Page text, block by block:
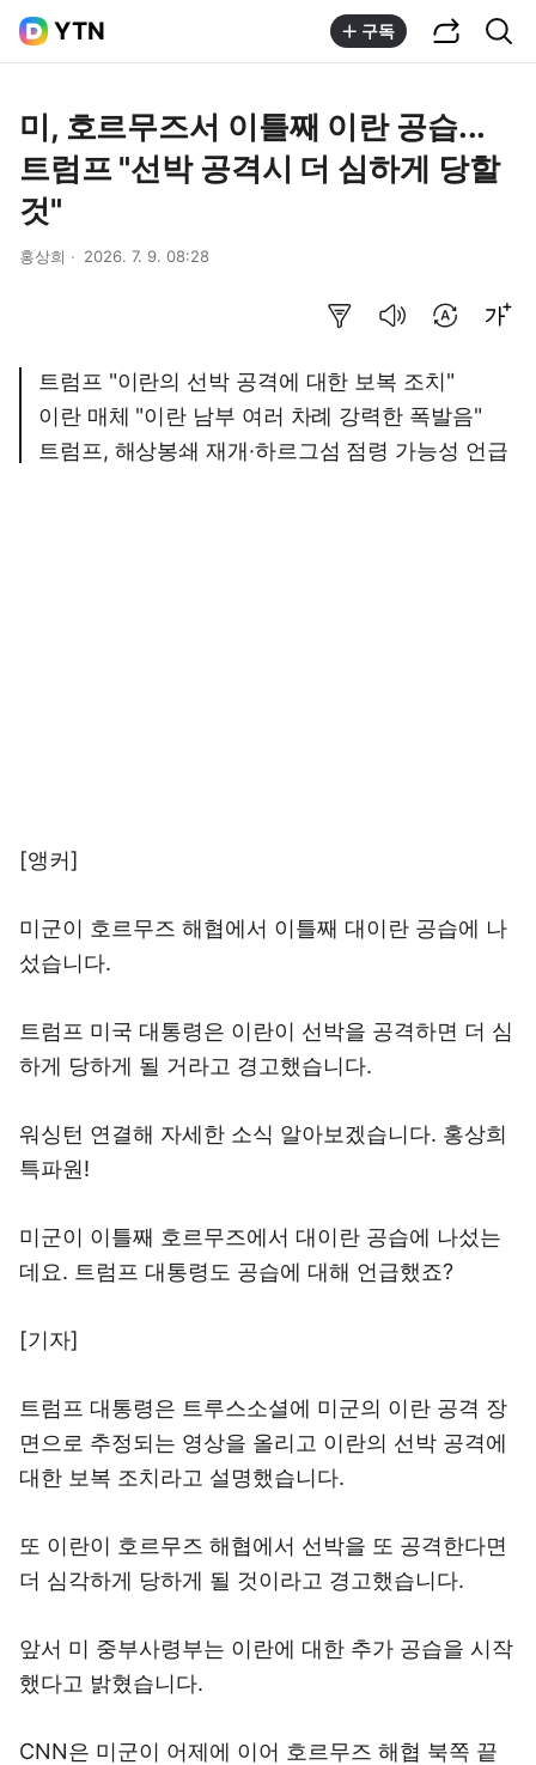
YTN 구독
미, 호르무즈서 이틀째 이란 공습...
트럼프 "선박 공격시 더 심하게 당할
것"
홍상희 2026. 7. 9. 08:28
트럼프 "이란의 선박 공격에 대한 보복 조치"
이란 매체 "이란 남부 여러 차례 강력한 폭발음"
트럼프, 해상봉쇄 재개·하르그섬 점령 가능성 언급
[앵커]
미군이 호르무즈 해협에서 이틀째 대이란 공습에 나
섰습니다.
트럼프 미국 대통령은 이란이 선박을 공격하면 더 심
하게 당하게 될 거라고 경고했습니다.
워싱턴 연결해 자세한 소식 알아보겠습니다. 홍상희
특파원!
미군이 이틀째 호르무즈에서 대이란 공습에 나섰는
데요. 트럼프 대통령도 공습에 대해 언급했죠?
[기자]
트럼프 대통령은 트루스소셜에 미군의 이란 공격 장
면으로 추정되는 영상을 올리고 이란의 선박 공격에
대한 보복 조치라고 설명했습니다.
또 이란이 호르무즈 해협에서 선박을 또 공격한다면
더 심각하게 당하게 될 것이라고 경고했습니다.
앞서 미 중부사령부는 이란에 대한 추가 공습을 시작
했다고 밝혔습니다.
CNN은 미군이 어제에 이어 호르무즈 해협 북쪽 끝